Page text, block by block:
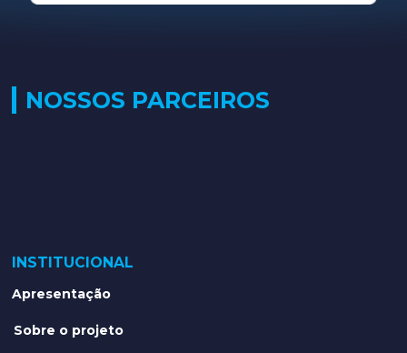
NOSSOS PARCEIROS
INSTITUCIONAL
Apresentação
Sobre o projeto